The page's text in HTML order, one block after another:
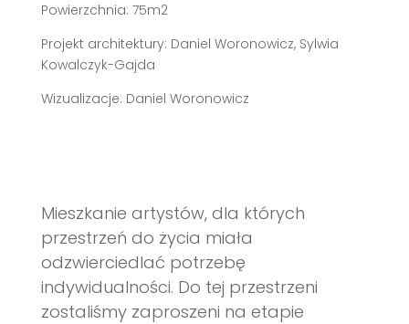
Powierzchnia: 75m2
Projekt architektury: Daniel Woronowicz, Sylwia
Kowalczyk-Gajda
Wizualizacje: Daniel Woronowicz
Mieszkanie artystów, dla których
przestrzeń do życia miała
odzwierciedlać potrzebę
indywidualności. Do tej przestrzeni
zostaliśmy zaproszeni na etapie